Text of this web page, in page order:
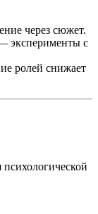
через сюжет.
эксперименты с
ролей снижает
психологической